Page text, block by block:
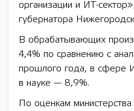
организации и ИТ-
губернатора
В обрабатывающих
4,4% по сравнению с
прошлого года, в сфере
в науке — 8,9%.
По оценкам